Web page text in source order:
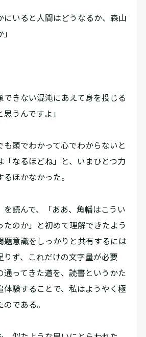
にいると人間はどうなるか、森山
できない混沌にあえて身を投じる
うんですよ」
頭でわかって心でわからないと
「なるほどね」と、いまひとつ力
ほかなかった。
読んで、「ああ、角幡はこうい
たのか」と初めて理解できたよう
題意識をしっかりと共有するには
りず、これだけの文字量が必要
通ってきた道を、読書というかた
体験することで、私はようやく極
である。